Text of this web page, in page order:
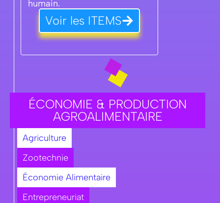
humain.
Voir les ITEMS
ÉCONOMIE & PRODUCTION
AGROALIMENTAIRE
Agriculture
Zootechnie
Économie Alimentaire
Entrepreneuriat